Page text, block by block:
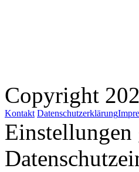
Copyright
Kontakt Datenschutzerklärung
Einstellungen